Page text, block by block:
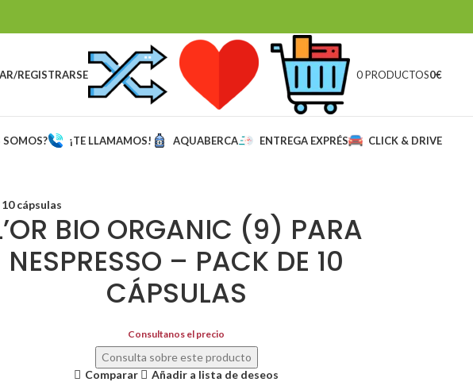
REGISTRARSE 0 PRODUCTOS0€
SOMOS? ¡TE LLAMAMOS! AQUABERCA ENTREGA EXPRÉS CLICK & DRIVE
cápsulas
BIO ORGANIC (9) PARA
NESPRESSO – PACK DE 10
CÁPSULAS
Consultanos el precio
Consulta sobre este producto
Comparar
Añadir a lista de deseos